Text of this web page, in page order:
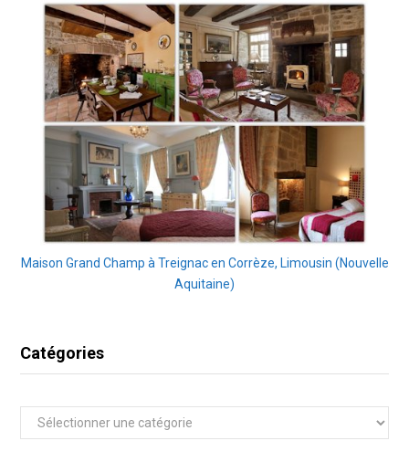
Maison Grand Champ à Treignac en Corrèze, Limousin (Nouvelle
Aquitaine)
Catégories
Catégories